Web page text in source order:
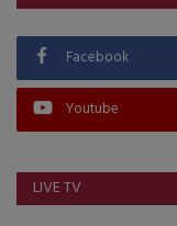
Facebook
Youtube
LIVE TV